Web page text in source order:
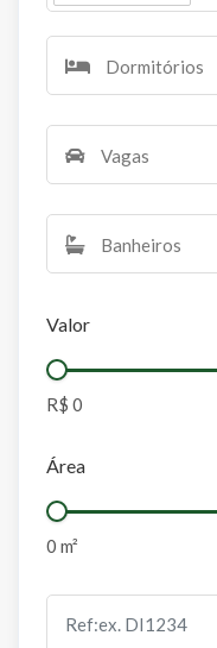
Dormitórios
Vagas
Banheiros
Valor
Área